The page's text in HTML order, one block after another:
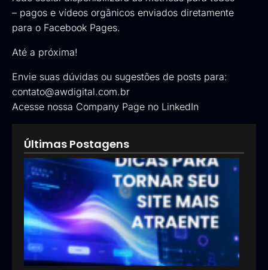
– pagos e vídeos orgânicos enviados diretamente
para o Facebook Pages.
Até a próxima!
Envie suas dúvidas ou sugestões de posts para:
contato@awdigital.com.br
Acesse nossa Company Page no LinkedIn
Últimas Postagens